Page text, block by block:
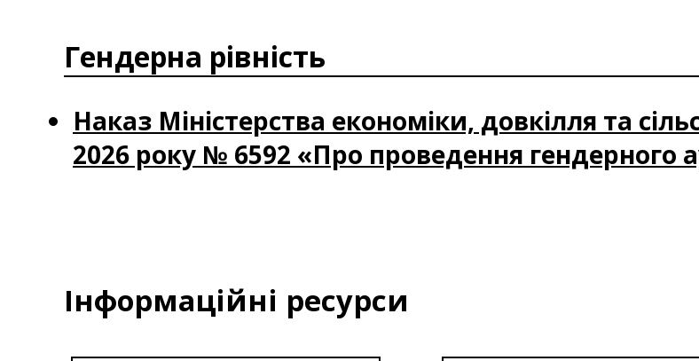
Гендерна рівність
Наказ Міністерства економіки, довкілля та
2026 року № 6592 «Про проведення гендерного
Інформаційні ресурси